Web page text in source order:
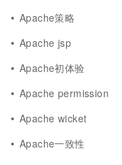
Apache策略
Apache jsp
Apache初体验
Apache permission
Apache wicket
Apache一致性